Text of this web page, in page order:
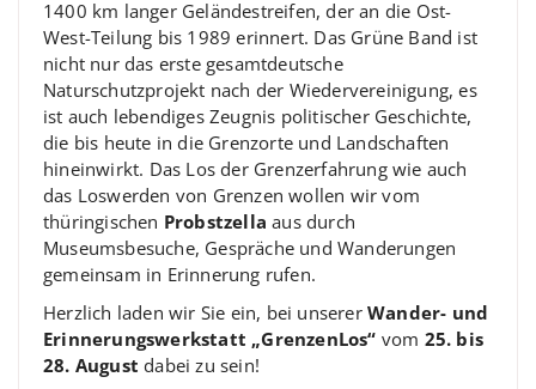
1400 km langer Geländestreifen, der an die Ost-
West-Teilung bis 1989 erinnert. Das Grüne Band ist
nicht nur das erste gesamtdeutsche
Naturschutzprojekt nach der Wiedervereinigung, es
ist auch lebendiges Zeugnis politischer Geschichte,
die bis heute in die Grenzorte und Landschaften
hineinwirkt. Das Los der Grenzerfahrung wie auch
das Loswerden von Grenzen wollen wir vom
thüringischen Probstzella aus durch
Museumsbesuche, Gespräche und Wanderungen
gemeinsam in Erinnerung rufen.
Herzlich laden wir Sie ein, bei unserer Wander- und
Erinnerungswerkstatt „GrenzenLos“ vom 25. bis
28. Augustdabei zu sein!